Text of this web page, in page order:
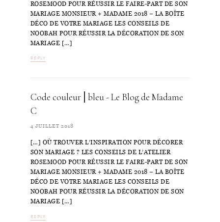
ROSEMOOD POUR RÉUSSIR LE FAIRE-PART DE SON
MARIAGE MONSIEUR + MADAME 2018 – LA BOÎTE
DÉCO DE VOTRE MARIAGE LES CONSEILS DE
NOOBAH POUR RÉUSSIR LA DÉCORATION DE SON
MARIAGE […]
REPLY
Code couleur⎪bleu - Le Blog de Madame
C
4 JUILLET 2018
[…] OÙ TROUVER L’INSPIRATION POUR DÉCORER
SON MARIAGE ? LES CONSEILS DE L’ATELIER
ROSEMOOD POUR RÉUSSIR LE FAIRE-PART DE SON
MARIAGE MONSIEUR + MADAME 2018 – LA BOÎTE
DÉCO DE VOTRE MARIAGE LES CONSEILS DE
NOOBAH POUR RÉUSSIR LA DÉCORATION DE SON
MARIAGE […]
REPLY